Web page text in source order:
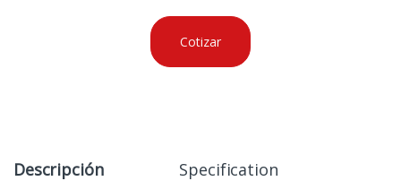
Cotizar
Descripción Specification